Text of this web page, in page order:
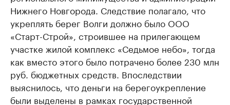
Нижнего Новгорода. Следствие полагало, что
укреплять берег Волги должно было ООО
«Старт-Строй», строившее на прилегающем
участке жилой комплекс «Седьмое небо», тогда
как вместо этого было потрачено более 230 млн
руб. бюджетных средств. Впоследствии
выяснилось, что деньги на берегоукрепление
были выделены в рамках государственной